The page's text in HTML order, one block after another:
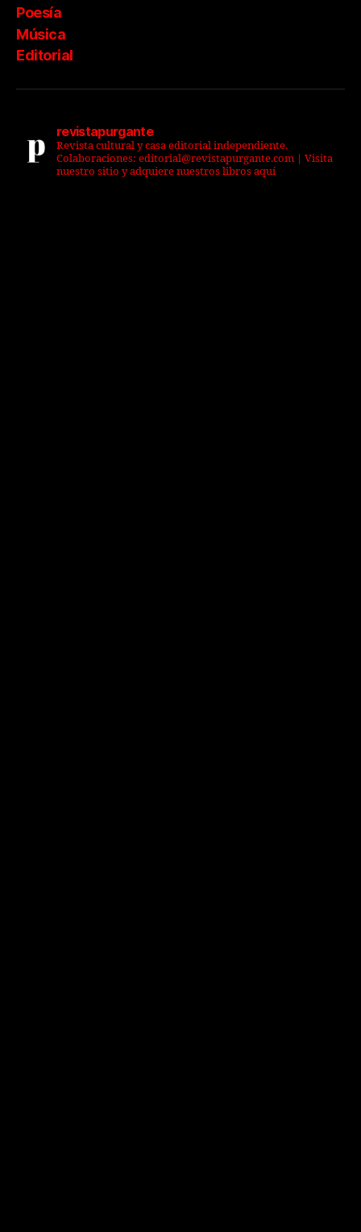
Poesía
Música
Editorial
revistapurgante
Revista cultural y casa editorial independiente.
Colaboraciones: editorial@revistapurgante.com | Visita
nuestro sitio y adquiere nuestros libros aquí